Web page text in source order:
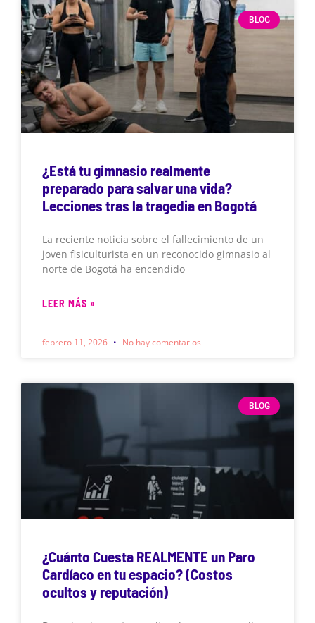
BLOG
¿Está tu gimnasio realmente
preparado para salvar una vida?
Lecciones tras la tragedia en Bogotá
La reciente noticia sobre el fallecimiento de un
joven fisiculturista en un reconocido gimnasio al
norte de Bogotá ha encendido
LEER MÁS »
febrero 11, 2026 No hay comentarios
BLOG
¿Cuánto Cuesta REALMENTE un Paro
Cardíaco en tu espacio? (Costos
ocultos y reputación)